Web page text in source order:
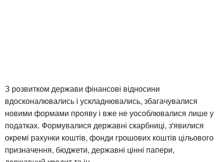
З розвитком держави фінансові відносини
вдосконалювались і ускладнювались, збагачувалися
новими формами прояву і вже не уособлювалися лише у
податках. Формувалися державні скарбниці, з'явилися
окремі рахунки коштів, фонди грошових коштів цільового
призначення, бюджети, державні цінні папери,